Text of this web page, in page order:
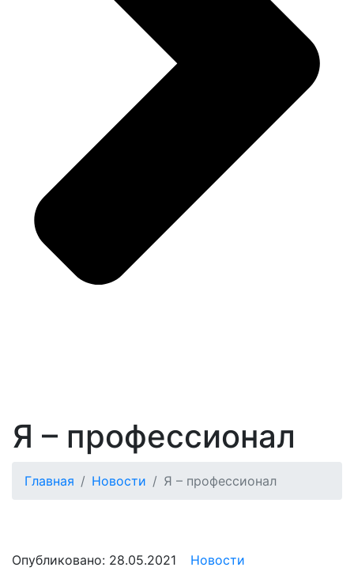
Я – профессионал
Главная Новости Я – профессионал
Опубликовано: 28.05.2021 Новости